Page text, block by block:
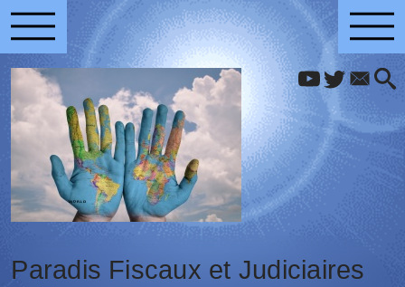
Paradis Fiscaux et Judiciaires